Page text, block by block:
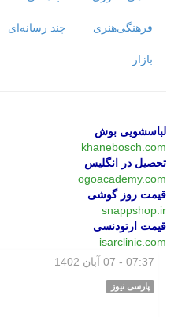
فرهنگی‌هنری چند رسانه‌ای
بازار
لباسشویی بوش
khanebosch.com
تحصیل در انگلیس
ogoacademy.com
قیمت روز گوشی
snappshop.ir
قیمت ارتودنسی
isarclinic.com
07:37 - 07 آبان 1402
پارسی نیوز